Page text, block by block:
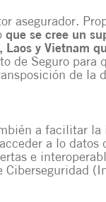
asegurador.
que se cree un
y Vietnam
de Seguro
de la
a facilitar
a lo
e